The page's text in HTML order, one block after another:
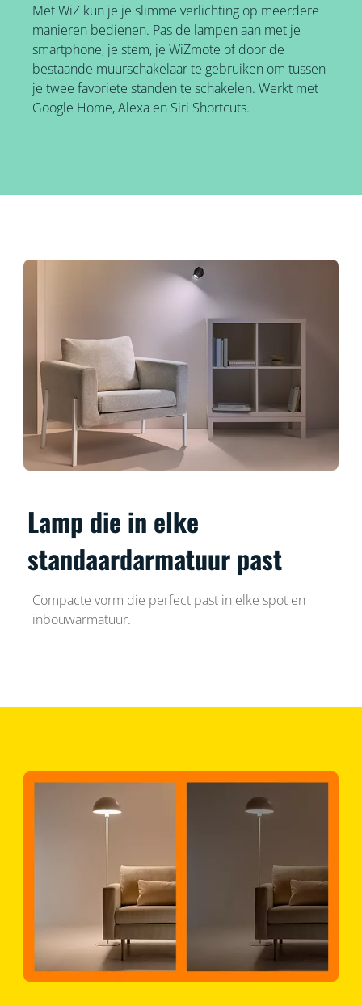
Met WiZ kun je je slimme verlichting op meerdere
manieren bedienen. Pas de lampen aan met je
smartphone, je stem, je WiZmote of door de
bestaande muurschakelaar te gebruiken om tussen
je twee favoriete standen te schakelen. Werkt met
Google Home, Alexa en Siri Shortcuts.
Lamp die in elke
standaardarmatuur past
Compacte vorm die perfect past in elke spot en
inbouwarmatuur.